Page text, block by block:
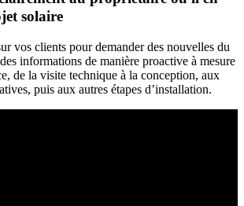
solaire
vos clients pour demander des nouvelles du
informations de manière proactive à mesure
de la visite technique à la conception, aux
puis aux autres étapes d’installation.